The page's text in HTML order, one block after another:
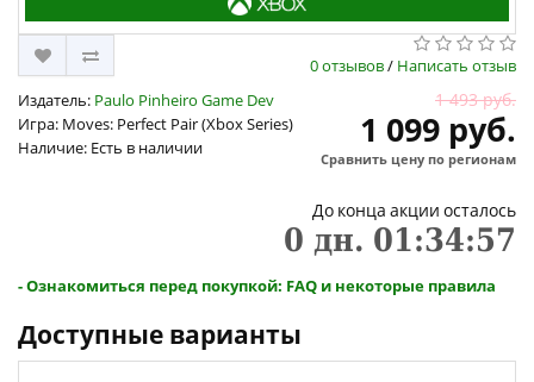
0 отзывов/ Написать отзыв
Издатель: Paulo Pinheiro Game Dev
Игра: Moves: Perfect Pair (Xbox Series)
Наличие: Есть в наличии
1 493 руб.
1 099 руб.
Сравнить цену по регионам
До конца акции осталось
0 дн. 01:34:57
- Ознакомиться перед покупкой: FAQ и некоторые правила
Доступные варианты